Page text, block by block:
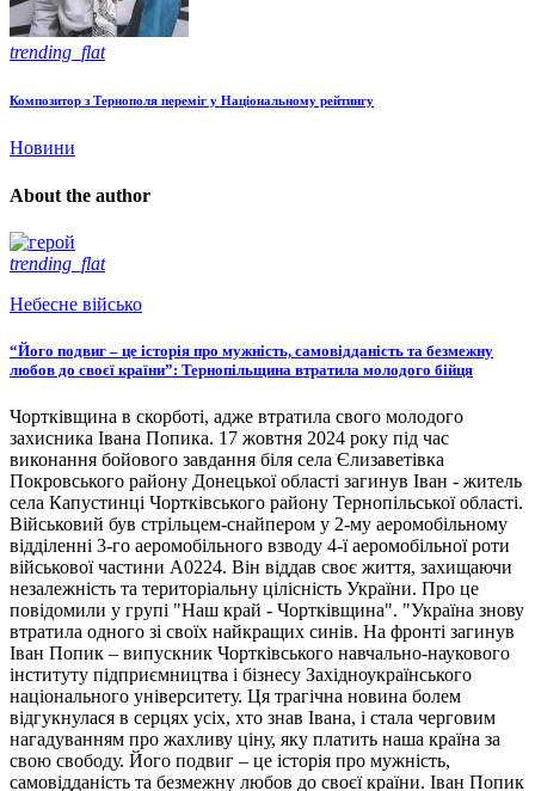
trending_flat
Композитор з Тернополя переміг у Національному рейтингу
Новини
About the author
trending_flat
Небесне військо
“Його подвиг – це історія про мужність, самовідданість та безмежну
любов до своєї країни”: Тернопільщина втратила молодого бійця
Чортківщина в скорботі, адже втратила свого молодого
захисника Івана Попика. 17 жовтня 2024 року під час
виконання бойового завдання біля села Єлизаветівка
Покровського району Донецької області загинув Іван - житель
села Капустинці Чортківського району Тернопільської області.
Військовий був стрільцем-снайпером у 2-му аеромобільному
відділенні 3-го аеромобільного взводу 4-ї аеромобільної роти
військової частини А0224. Він віддав своє життя, захищаючи
незалежність та територіальну цілісність України. Про це
повідомили у групі "Наш край - Чортківщина". "Україна знову
втратила одного зі своїх найкращих синів. На фронті загинув
Іван Попик – випускник Чортківського навчально-наукового
інституту підприємництва і бізнесу Західноукраїнського
національного університету. Ця трагічна новина болем
відгукнулася в серцях усіх, хто знав Івана, і стала черговим
нагадуванням про жахливу ціну, яку платить наша країна за
свою свободу. Його подвиг – це історія про мужність,
самовідданість та безмежну любов до своєї країни. Іван Попик